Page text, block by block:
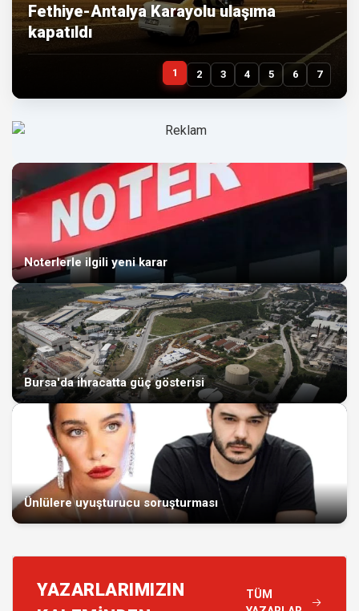
Fethiye-Antalya Karayolu ulaşıma
kapatıldı
1 2 3 4 5 6 7
Noterlerle ilgili yeni karar
Bursa'da ihracatta güç gösterisi
Ünlülere uyuşturucu soruşturması
YAZARLARIMIZIN
TÜM